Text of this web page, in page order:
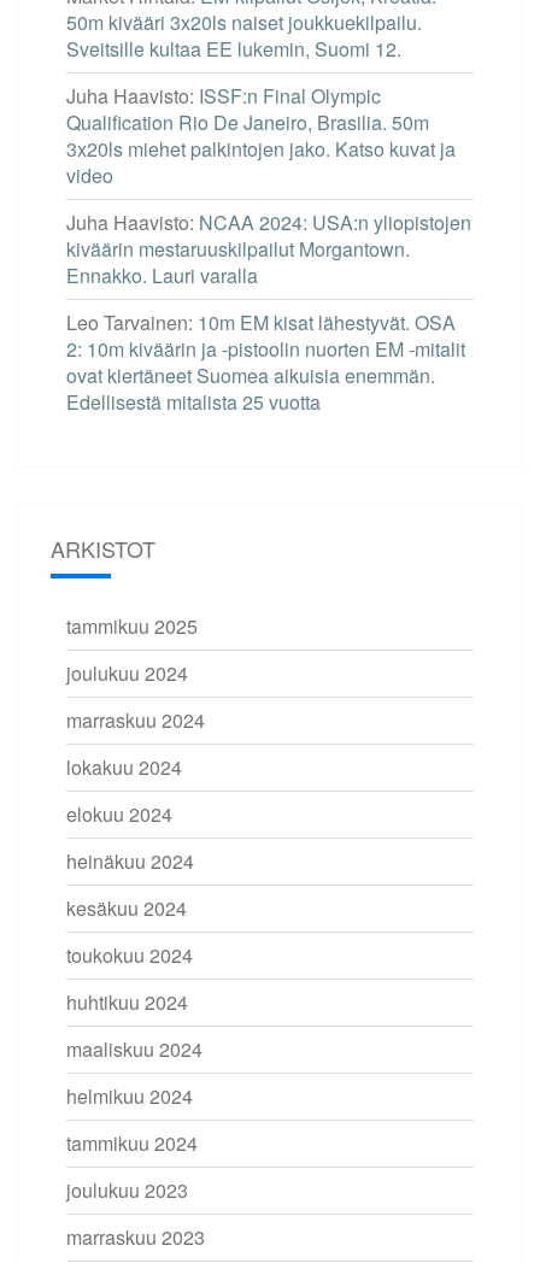
50m kivääri 3x20ls naiset joukkuekilpailu.
Sveitsille kultaa EE lukemin, Suomi 12.
Juha Haavisto: ISSF:n Final Olympic
Qualification Rio De Janeiro, Brasilia. 50m
3x20ls miehet palkintojen jako. Katso kuvat ja
video
Juha Haavisto: NCAA 2024: USA:n yliopistojen
kiväärin mestaruuskilpailut Morgantown.
Ennakko. Lauri varalla
Leo Tarvainen: 10m EM kisat lähestyvät. OSA
2: 10m kiväärin ja -pistoolin nuorten EM -mitalit
ovat kiertäneet Suomea aikuisia enemmän.
Edellisestä mitalista 25 vuotta
ARKISTOT
tammikuu 2025
joulukuu 2024
marraskuu 2024
lokakuu 2024
elokuu 2024
heinäkuu 2024
kesäkuu 2024
toukokuu 2024
huhtikuu 2024
maaliskuu 2024
helmikuu 2024
tammikuu 2024
joulukuu 2023
marraskuu 2023